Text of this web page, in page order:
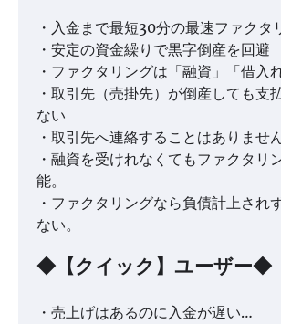
・入金まで最短30分の最速ファクタ
・安定の資金繰りで黒字倒産を回避
・ファクタリングは「融資」「借入
・取引先（売掛先）が倒産しても支
ない
・取引先へ連絡することはありません
・融資を受けれなくてもファクタリ
能。
・ファクタリングなら負債計上され
ない。
◆【クイック】ユーザー◆
・売上げはあるのに入金が遅い…